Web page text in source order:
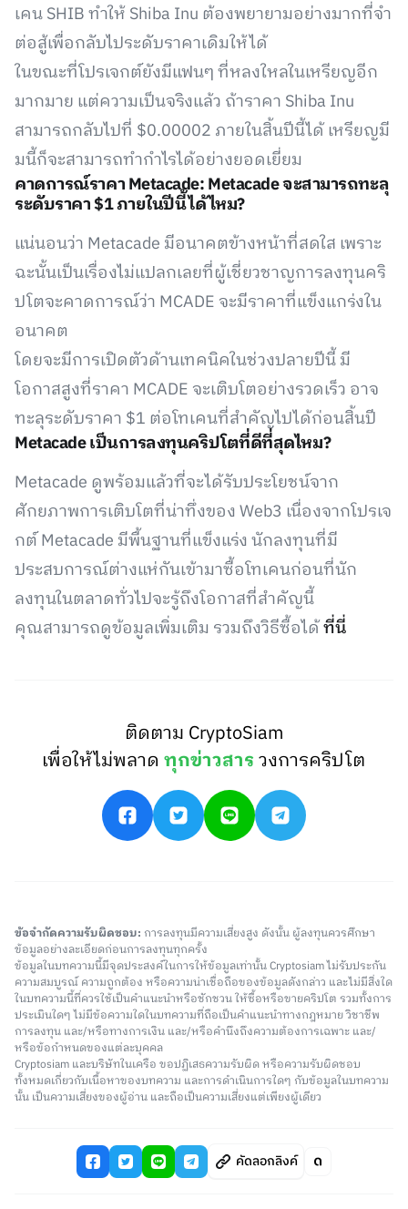
เคน SHIB ทำให้ Shiba Inu ต้องพยายามอย่างมากที่จำ
ต่อสู้เพื่อกลับไประดับราคาเดิมให้ได้
ในขณะที่โปรเจกต์ยังมีแฟนๆ ที่หลงใหลในเหรียญอีก
มากมาย แต่ความเป็นจริงแล้ว ถ้าราคา Shiba Inu
สามารถกลับไปที่ $0.00002 ภายในสิ้นปีนี้ได้ เหรียญมี
มนี้ก็จะสามารถทำกำไรได้อย่างยอดเยี่ยม
คาดการณ์ราคา Metacade: Metacade จะสามารถทะลุ
ระดับราคา $1 ภายในปีนี้ได้ไหม?
แน่นอนว่า Metacade มีอนาคตข้างหน้าที่สดใส เพราะ
ฉะนั้นเป็นเรื่องไม่แปลกเลยที่ผู้เชี่ยวชาญการลงทุนคริ
ปโตจะคาดการณ์ว่า MCADE จะมีราคาที่แข็งแกร่งใน
อนาคต
โดยจะมีการเปิดตัวด้านเทคนิคในช่วงปลายปีนี้ มี
โอกาสสูงที่ราคา MCADE จะเติบโตอย่างรวดเร็ว อาจ
ทะลุระดับราคา $1 ต่อโทเคนที่สำคัญไปได้ก่อนสิ้นปี
Metacade เป็นการลงทุนคริปโตที่ดีที่สุดไหม?
Metacade ดูพร้อมแล้วที่จะได้รับประโยชน์จาก
ศักยภาพการเติบโตที่น่าทึ่งของ Web3 เนื่องจากโปรเจ
กต์ Metacade มีพื้นฐานที่แข็งแร่ง นักลงทุนที่มี
ประสบการณ์ต่างแห่กันเข้ามาซื้อโทเคนก่อนที่นัก
ลงทุนในตลาดทั่วไปจะรู้ถึงโอกาสที่สำคัญนี้
คุณสามารถดูข้อมูลเพิ่มเติม รวมถึงวิธีซื้อได้ที่นี่
ติดตาม CryptoSiam
เพื่อให้ไม่พลาดทุกข่าวสารวงการคริปโต
ข้อจำกัดความรับผิดชอบ: การลงทุนมีความเสี่ยงสูง ดังนั้น ผู้ลงทุนควรศึกษา
ข้อมูลอย่างละเอียดก่อนการลงทุนทุกครั้ง
ข้อมูลในบทความนี้มีจุดประสงค์ในการให้ข้อมูลเท่านั้น Cryptosiam ไม่รับประกัน
ความสมบูรณ์ ความถูกต้อง หรือความน่าเชื่อถือของข้อมูลดังกล่าว และไม่มีสิ่งใด
ในบทความนี้ที่ควรใช้เป็นคำแนะนำหรือชักชวน ให้ซื้อหรือขายคริปโต รวมทั้งการ
ประเมินใดๆ ไม่มีข้อความใดในบทความที่ถือเป็นคำแนะนำทางกฎหมาย วิชาชีพ
การลงทุน และ/หรือทางการเงิน และ/หรือคำนึงถึงความต้องการเฉพาะ และ/
หรือข้อกำหนดของแต่ละบุคคล
Cryptosiam และบริษัทในเครือ ขอปฏิเสธความรับผิด หรือความรับผิดชอบ
ทั้งหมดเกี่ยวกับเนื้อหาของบทความ และการดำเนินการใดๆ กับข้อมูลในบทความ
นั้น เป็นความเสี่ยงของผู้อ่าน และถือเป็นความเสี่ยงแต่เพียงผู้เดียว
คัดลอกลิงค์